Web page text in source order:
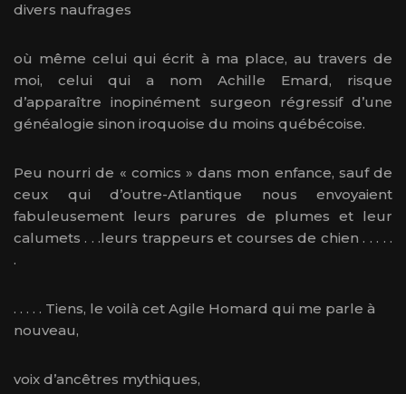
divers naufrages
où même celui qui écrit à ma place, au travers de
moi, celui qui a nom Achille Emard, risque
d’apparaître inopinément surgeon régressif d’une
généalogie sinon iroquoise du moins québécoise.
Peu nourri de « comics » dans mon enfance, sauf de
ceux qui d’outre-Atlantique nous envoyaient
fabuleusement leurs parures de plumes et leur
calumets . . .leurs trappeurs et courses de chien . . . . .
.
. . . . . Tiens, le voilà cet Agile Homard qui me parle à
nouveau,
voix d’ancêtres mythiques,